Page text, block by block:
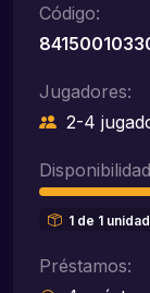
Código:
Jugadores:
2-4
1 de 1
Préstamos: